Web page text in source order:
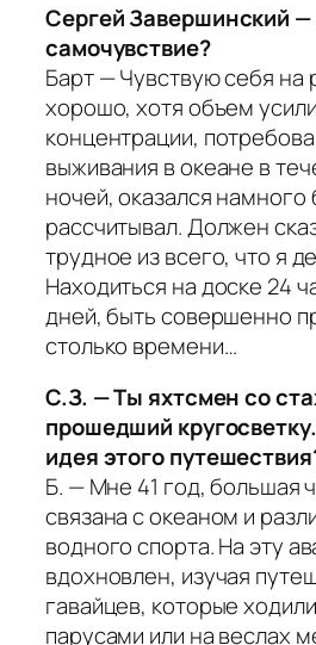
Сергей Завершинский —
самочувствие?
Барт — Чувствую себя на
хорошо, хотя объем
концентрации,
выживания в океане в
ночей, оказался
рассчитывал. Должен
трудное из всего, что я
Находиться на доске 24
дней, быть совершенно
столько времени…
С.З. — Ты яхтсмен со
прошедший
идея этого
Б. — Мне 41 год, большая
связана с океаном и
водного спорта. На эту
вдохновлен, изучая
гавайцев, которые
парусами или на веслах